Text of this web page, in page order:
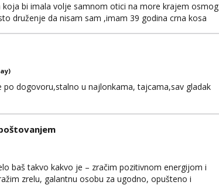
bi imala volje samnom otici na more krajem osmog
druženje da nisam sam ,imam 39 godina crna kosa
dogovoru,stalno u najlonkama, tajcama,sav gladak
baš takvo kakvo je – zračim pozitivnom energijom i
zrelu, galantnu osobu za ugodno, opušteno i